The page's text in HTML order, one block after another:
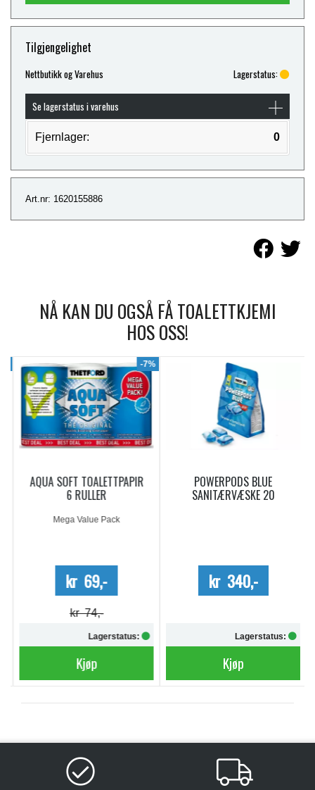
Tilgjengelighet
Nettbutikk og Varehus Lagerstatus:
Se lagerstatus i varehus
Fjernlager: 0
Art.nr: 1620155886
NÅ KAN DU OGSÅ FÅ TOALETTKJEMI
HOS OSS!
-7%
AQUA SOFT TOALETTPAPIR
6 RULLER
Mega Value Pack
kr 69,-
kr 74,-
Lagerstatus:
Kjøp
POWERPODS BLUE
SANITÆRVÆSKE 20
kr 340,-
Lagerstatus:
Kjøp